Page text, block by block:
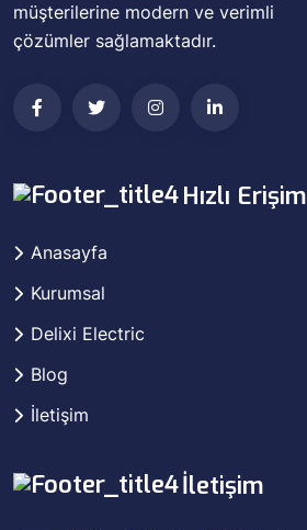
müşterilerine modern ve verimli
çözümler sağlamaktadır.
Hızlı Erişim
Anasayfa
Kurumsal
Delixi Electric
Blog
İletişim
İletişim